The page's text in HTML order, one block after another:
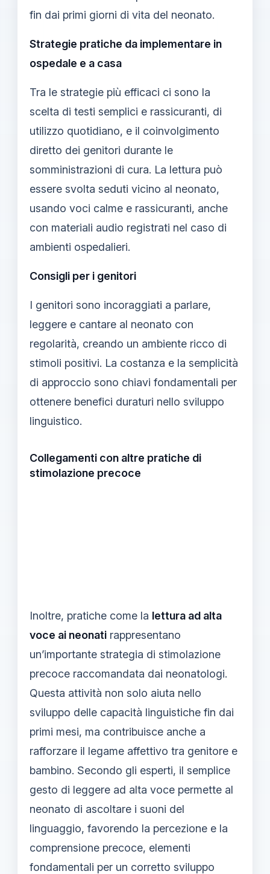
fin dai primi giorni di vita del neonato.
Strategie pratiche da implementare in
ospedale e a casa
Tra le strategie più efficaci ci sono la
scelta di testi semplici e rassicuranti, di
utilizzo quotidiano, e il coinvolgimento
diretto dei genitori durante le
somministrazioni di cura. La lettura può
essere svolta seduti vicino al neonato,
usando voci calme e rassicuranti, anche
con materiali audio registrati nel caso di
ambienti ospedalieri.
Consigli per i genitori
I genitori sono incoraggiati a parlare,
leggere e cantare al neonato con
regolarità, creando un ambiente ricco di
stimoli positivi. La costanza e la semplicità
di approccio sono chiavi fondamentali per
ottenere benefici duraturi nello sviluppo
linguistico.
Collegamenti con altre pratiche di
stimolazione precoce
Inoltre, pratiche come la lettura ad alta
voce ai neonati rappresentano
un’importante strategia di stimolazione
precoce raccomandata dai neonatologi.
Questa attività non solo aiuta nello
sviluppo delle capacità linguistiche fin dai
primi mesi, ma contribuisce anche a
rafforzare il legame affettivo tra genitore e
bambino. Secondo gli esperti, il semplice
gesto di leggere ad alta voce permette al
neonato di ascoltare i suoni del
linguaggio, favorendo la percezione e la
comprensione precoce, elementi
fondamentali per un corretto sviluppo